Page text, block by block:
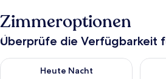
Zimmeroptionen
Überprüfe die Verfügbarkeit
Heute Nacht
Überprüfe die Verfügbarkeit für